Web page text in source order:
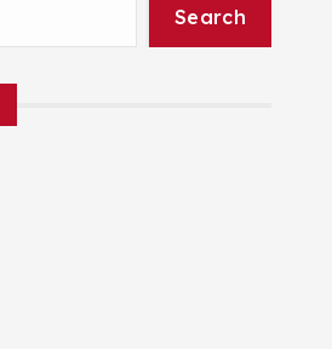
Search